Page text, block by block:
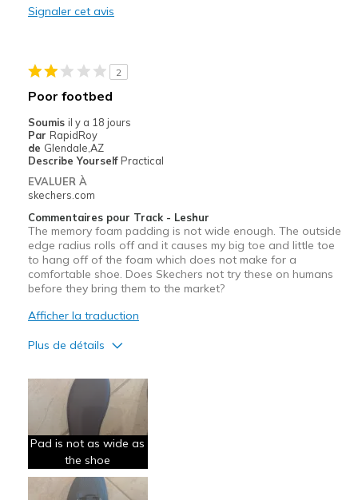
Travel
Width
Sizing
Signaler cet avis
2
Poor footbed
Soumis il y a 18 jours
Par RapidRoy
de Glendale,AZ
Describe Yourself Practical
EVALUER À
skechers.com
Commentaires pour Track - Leshur
The memory foam padding is not wide enough. The outside
edge radius rolls off and it causes my big toe and little toe
to hang off of the foam which does not make for a
comfortable shoe. Does Skechers not try these on humans
before they bring them to the market?
Afficher la traduction
Plus de détails
Poor Cushioning
Les meilleures utilisations
Casual Wear
Pad is not as wide as
the shoe